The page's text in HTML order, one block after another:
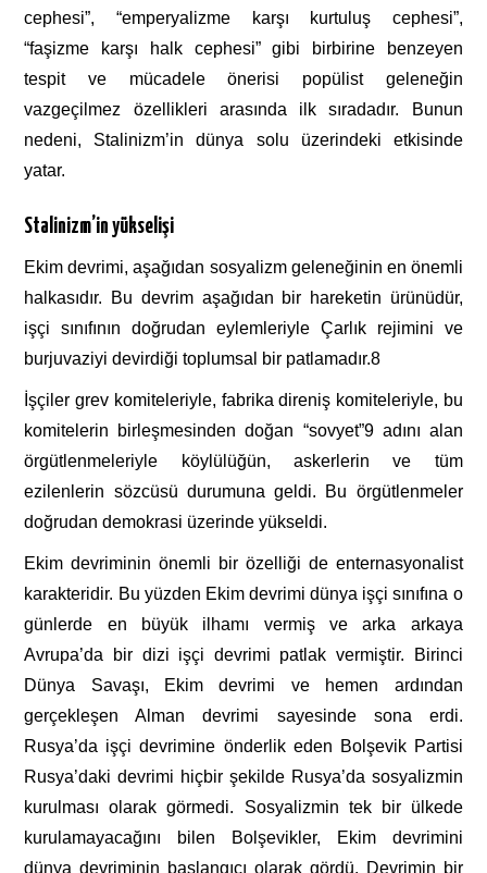
cephesi”, “emperyalizme karşı kurtuluş cephesi”,
“faşizme karşı halk cephesi” gibi birbirine benzeyen
tespit ve mücadele önerisi popülist geleneğin
vazgeçilmez özellikleri arasında ilk sıradadır. Bunun
nedeni, Stalinizm’in dünya solu üzerindeki etkisinde
yatar.
Stalinizm’in yükselişi
Ekim devrimi, aşağıdan sosyalizm geleneğinin en önemli
halkasıdır. Bu devrim aşağıdan bir hareketin ürünüdür,
işçi sınıfının doğrudan eylemleriyle Çarlık rejimini ve
burjuvaziyi devirdiği toplumsal bir patlamadır.8
İşçiler grev komiteleriyle, fabrika direniş komiteleriyle, bu
komitelerin birleşmesinden doğan “sovyet”9 adını alan
örgütlenmeleriyle köylülüğün, askerlerin ve tüm
ezilenlerin sözcüsü durumuna geldi. Bu örgütlenmeler
doğrudan demokrasi üzerinde yükseldi.
Ekim devriminin önemli bir özelliği de enternasyonalist
karakteridir. Bu yüzden Ekim devrimi dünya işçi sınıfına o
günlerde en büyük ilhamı vermiş ve arka arkaya
Avrupa’da bir dizi işçi devrimi patlak vermiştir. Birinci
Dünya Savaşı, Ekim devrimi ve hemen ardından
gerçekleşen Alman devrimi sayesinde sona erdi.
Rusya’da işçi devrimine önderlik eden Bolşevik Partisi
Rusya’daki devrimi hiçbir şekilde Rusya’da sosyalizmin
kurulması olarak görmedi. Sosyalizmin tek bir ülkede
kurulamayacağını bilen Bolşevikler, Ekim devrimini
dünya devriminin başlangıcı olarak gördü. Devrimin bir